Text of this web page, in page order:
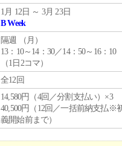
1月 12日 ～ 3月 23日
B Week
隔週 （ 月 ）
13：10～14：30／14：50～16：10
（1日2コマ）
全12回
14,580円（4回／分割支払い）×3
40,500円（12回／一括前納支払※
義開始前まで）